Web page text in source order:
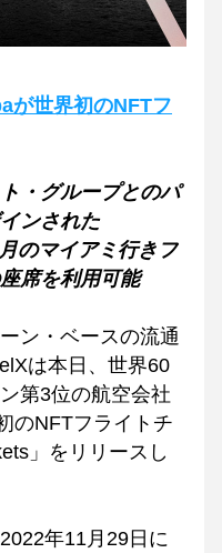
が世界初のNFTフ
・グループとのパ
ンされた
のマイアミ行きフ
席を利用可能
ン・ベースの流通
は本日、世界60
第3位の航空会社
のNFTフライトチ
」をリリースし
年11月29日に